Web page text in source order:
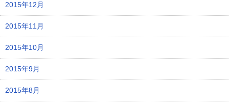
2015年12月
2015年11月
2015年10月
2015年9月
2015年8月